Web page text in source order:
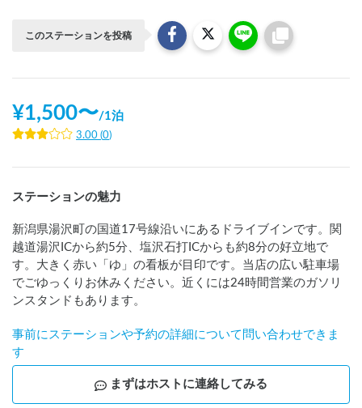
このステーションを投稿
¥1,500〜/1泊
3.00 (0)
ステーションの魅力
新潟県湯沢町の国道17号線沿いにあるドライブインです。関
越道湯沢ICから約5分、塩沢石打ICからも約8分の好立地で
す。大きく赤い「ゆ」の看板が目印です。当店の広い駐車場
でごゆっくりお休みください。近くには24時間営業のガソリ
ンスタンドもあります。
事前にステーションや予約の詳細について問い合わせできま
す
まずはホストに連絡してみる